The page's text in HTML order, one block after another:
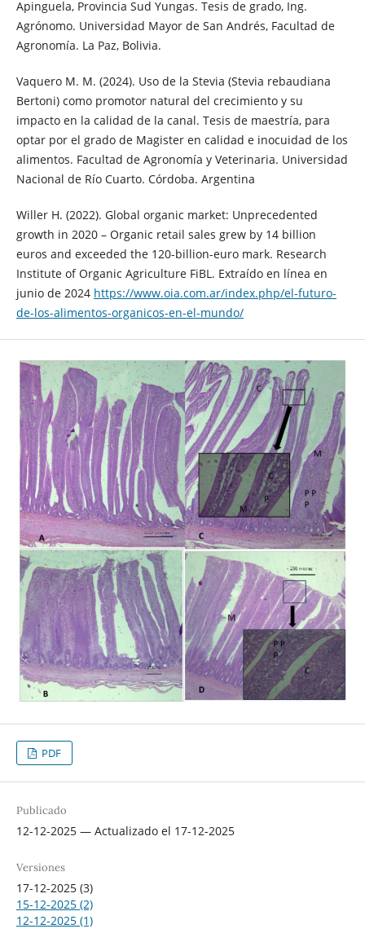
Apinguela, Provincia Sud Yungas. Tesis de grado, Ing.
Agrónomo. Universidad Mayor de San Andrés, Facultad de
Agronomía. La Paz, Bolivia.
Vaquero M. M. (2024). Uso de la Stevia (Stevia rebaudiana
Bertoni) como promotor natural del crecimiento y su
impacto en la calidad de la canal. Tesis de maestría, para
optar por el grado de Magister en calidad e inocuidad de los
alimentos. Facultad de Agronomía y Veterinaria. Universidad
Nacional de Río Cuarto. Córdoba. Argentina
Willer H. (2022). Global organic market: Unprecedented
growth in 2020 – Organic retail sales grew by 14 billion
euros and exceeded the 120-billion-euro mark. Research
Institute of Organic Agriculture FiBL. Extraído en línea en
junio de 2024 https://www.oia.com.ar/index.php/el-futuro-
de-los-alimentos-organicos-en-el-mundo/
PDF
Publicado
12-12-2025 — Actualizado el 17-12-2025
Versiones
17-12-2025 (3)
15-12-2025 (2)
12-12-2025 (1)